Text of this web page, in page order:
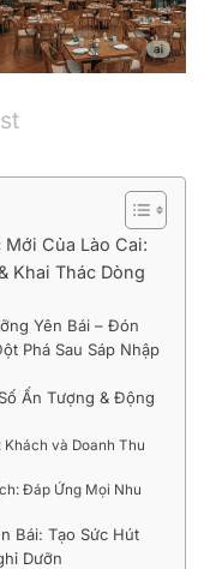
Mới Của Lào Cai:
Khai Thác Dòng
Yên Bái – Đón
Phá Sau Sáp Nhập
Ấn Tượng & Động
Khách và Doanh Thu
Đáp Ứng Mọi Nhu
Bái: Tạo Sức Hút
Dưỡn